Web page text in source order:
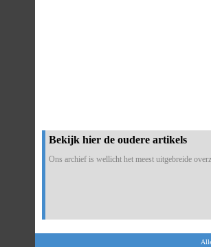
Bekijk hier de oudere artikels
Ons archief is wellicht het meest uitgebreide